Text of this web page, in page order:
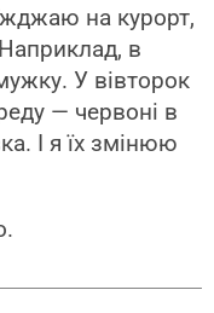
на курорт,
в
У вівторок
— червоні в
І я їх змінюю